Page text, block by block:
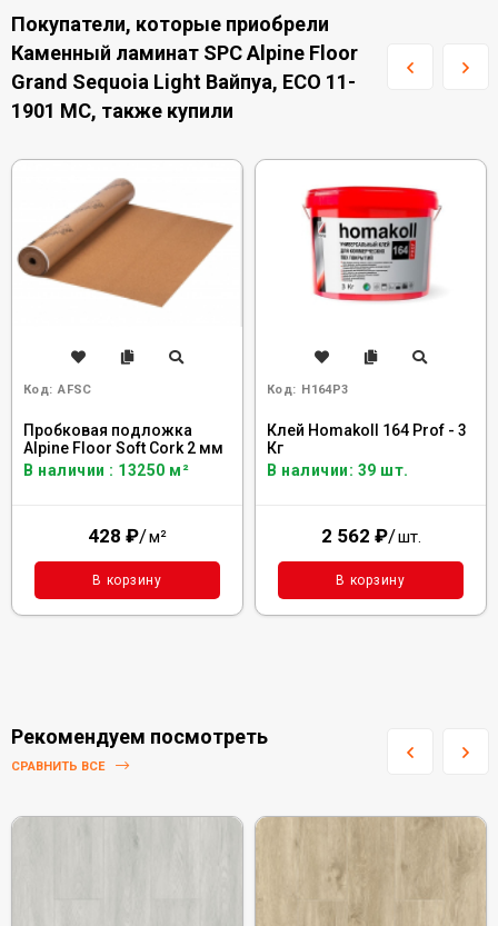
Покупатели, которые приобрели
Каменный ламинат SPC Alpine Floor
Grand Sequoia Light Вайпуа, ЕСО 11-
1901 MC, также купили
Код: AFSC
Пробковая подложка
Alpine Floor Soft Cork 2 мм
В наличии : 13250 м²
428 ₽/м²
В корзину
Код: H164P3
Клей Homakoll 164 Prof - 3
Кг
В наличии: 39 шт.
2 562 ₽/шт.
В корзину
Рекомендуем посмотреть
СРАВНИТЬ ВСЕ